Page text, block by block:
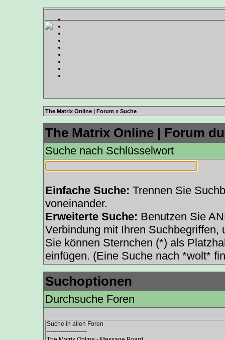
The Matrix Online | Forum » Suche
The Matrix Online | Forum
Suche nach Schlüsselwort
Einfache Suche: Trennen Sie
voneinander.
Erweiterte Suche: Benutzen Sie
Verbindung mit Ihren Suchbegriffen,
Sie können Sternchen (*) als
einfügen. (Eine Suche nach *wolt*
Suchoptionen
Durchsuche Foren